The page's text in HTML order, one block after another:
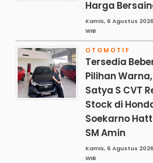
Harga
Kamis, 6 Agustus
WIB
OTOMOTIF
Tersedia
Pilihan
Satya S CVT
Stock di
Soekarno
SM Amin
Kamis, 6 Agustus 2026
WIB